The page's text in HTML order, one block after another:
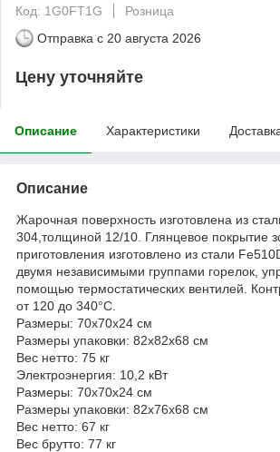
Код: 1G0FT1G
Розница
Отправка с 20 августа 2026
Цену уточняйте
Описание Характеристики
Описание
Жарочная поверхность изготовлена из
304,толщиной 12/10. Глянцевое покрытие
приготовления изготовлено из стали
двумя независимыми группами горелок,
помощью термостатических вентилей.
от 120 до 340°С.
Размеры: 70x70x24 см
Размеры упаковки: 82x82x68 см
Вес нетто: 75 кг
Электроэнергия: 10,2 кВт
Размеры: 70x70x24 см
Размеры упаковки: 82x76x68 см
Вес нетто: 67 кг
Вес брутто: 77 кг